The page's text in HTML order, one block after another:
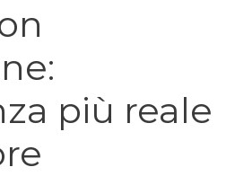
più reale